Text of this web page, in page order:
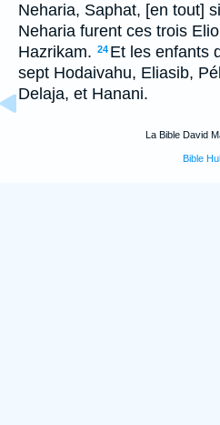
Neharia, Saphat, [en tout]
Neharia furent ces trois
Hazrikam. 24 Et les enfants
sept Hodaivahu, Eliasib,
Delaja, et Hanani.
La Bible David
Bible